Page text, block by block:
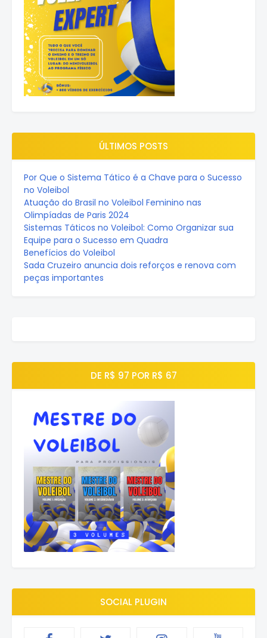
ÚLTIMOS POSTS
Por Que o Sistema Tático é a Chave para o Sucesso
no Voleibol
Atuação do Brasil no Voleibol Feminino nas
Olimpíadas de Paris 2024
Sistemas Táticos no Voleibol: Como Organizar sua
Equipe para o Sucesso em Quadra
Benefícios do Voleibol
Sada Cruzeiro anuncia dois reforços e renova com
peças importantes
DE R$ 97 POR R$ 67
SOCIAL PLUGIN